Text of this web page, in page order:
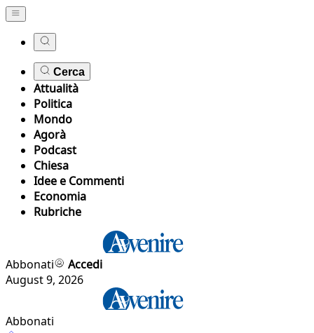
Cerca
Attualità
Politica
Mondo
Agorà
Podcast
Chiesa
Idee e Commenti
Economia
Rubriche
Abbonati
Accedi
August 9, 2026
Abbonati